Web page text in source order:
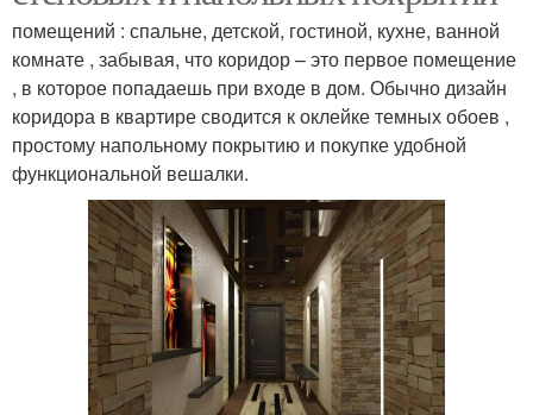
помещений : спальне, детской, гостиной, кухне, ванной
комнате , забывая, что коридор – это первое помещение
, в которое попадаешь при входе в дом. Обычно дизайн
коридора в квартире сводится к оклейке темных обоев ,
простому напольному покрытию и покупке удобной
функциональной вешалки.